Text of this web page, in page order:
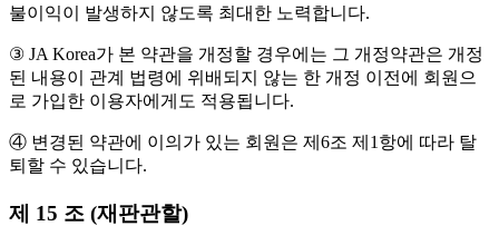
불이익이 발생하지 않도록 최대한 노력합니다.
③ JA Korea가 본 약관을 개정할 경우에는 그 개정약관은 개정
된 내용이 관계 법령에 위배되지 않는 한 개정 이전에 회원으
로 가입한 이용자에게도 적용됩니다.
④ 변경된 약관에 이의가 있는 회원은 제6조 제1항에 따라 탈
퇴할 수 있습니다.
제 15 조 (재판관할)